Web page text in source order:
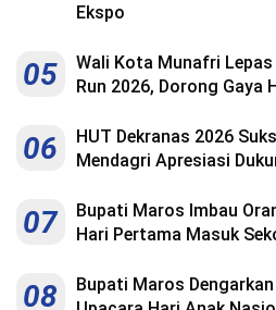
Ekspo
05
Wali Kota Munafri
Run 2026, Dorong Gaya
06
HUT Dekranas 2026
Mendagri Apresiasi
07
Bupati Maros Imbau
Hari Pertama Masuk
08
Bupati Maros